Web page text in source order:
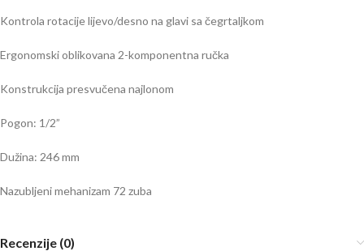
Kontrola rotacije lijevo/desno na glavi sa čegrtaljkom
Ergonomski oblikovana 2-komponentna ručka
Konstrukcija presvučena najlonom
Pogon: 1/2”
Dužina: 246 mm
Nazubljeni mehanizam 72 zuba
Recenzije (0)